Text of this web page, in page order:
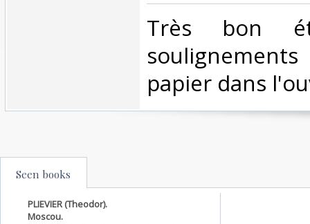
‎Très bon
papier dans
Seen books
PLIEVIER (Theodor).
Moscou.